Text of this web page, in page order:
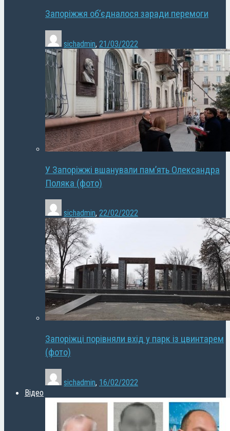
Запоріжжя об’єдналося заради перемоги
sichadmin, 21/03/2022
У Запоріжжі вшанували пам’ять Олександра
Поляка (фото)
sichadmin, 22/02/2022
Запоріжці порівняли вхід у парк із цвинтарем
(фото)
sichadmin, 16/02/2022
Відео